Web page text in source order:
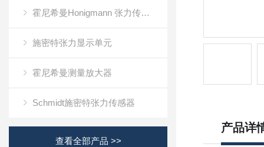
霍尼希曼Honigmann 张力传感器RFS系列
施密特张力显示单元
霍尼希曼测量放大器
Schmidt施密特张力传感器
查看全部产品 >>
产品详